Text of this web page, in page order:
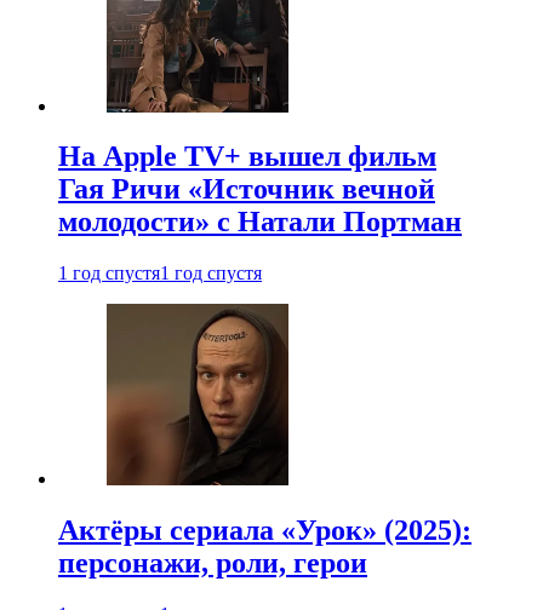
На Apple TV+ вышел фильм
Гая Ричи «Источник вечной
молодости» с Натали Портман
1 год спустя1 год спустя
Актёры сериала «Урок» (2025):
персонажи, роли, герои